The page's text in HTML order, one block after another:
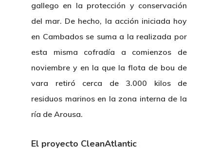
gallego en la protección y conservación
del mar. De hecho, la acción iniciada hoy
en Cambados se suma a la realizada por
esta misma cofradía a comienzos de
noviembre y en la que la flota de bou de
vara retiró cerca de 3.000 kilos de
residuos marinos en la zona interna de la
ría de Arousa.
El proyecto CleanAtlantic